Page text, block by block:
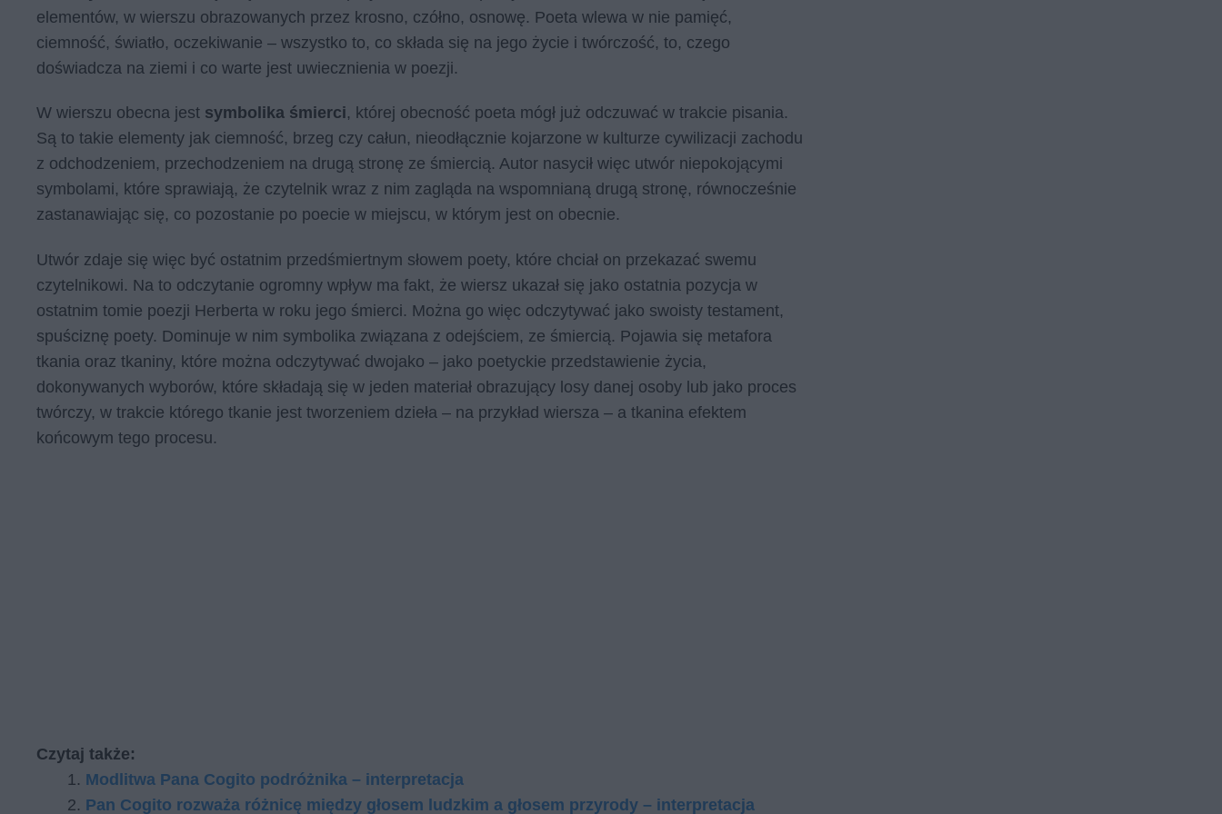
elementów, w wierszu obrazowanych przez krosno, czółno, osnowę. Poeta wlewa w nie pamięć,
ciemność, światło, oczekiwanie – wszystko to, co składa się na jego życie i twórczość, to, czego
doświadcza na ziemi i co warte jest uwiecznienia w poezji.
W wierszu obecna jest symbolika śmierci, której obecność poeta mógł już odczuwać w trakcie pisania.
Są to takie elementy jak ciemność, brzeg czy całun, nieodłącznie kojarzone w kulturze cywilizacji zachodu
z odchodzeniem, przechodzeniem na drugą stronę ze śmiercią. Autor nasycił więc utwór niepokojącymi
symbolami, które sprawiają, że czytelnik wraz z nim zagląda na wspomnianą drugą stronę, równocześnie
zastanawiając się, co pozostanie po poecie w miejscu, w którym jest on obecnie.
Utwór zdaje się więc być ostatnim przedśmiertnym słowem poety, które chciał on przekazać swemu
czytelnikowi. Na to odczytanie ogromny wpływ ma fakt, że wiersz ukazał się jako ostatnia pozycja w
ostatnim tomie poezji Herberta w roku jego śmierci. Można go więc odczytywać jako swoisty testament,
spuściznę poety. Dominuje w nim symbolika związana z odejściem, ze śmiercią. Pojawia się metafora
tkania oraz tkaniny, które można odczytywać dwojako – jako poetyckie przedstawienie życia,
dokonywanych wyborów, które składają się w jeden materiał obrazujący losy danej osoby lub jako proces
twórczy, w trakcie którego tkanie jest tworzeniem dzieła – na przykład wiersza – a tkanina efektem
końcowym tego procesu.
Czytaj także:
Modlitwa Pana Cogito podróżnika – interpretacja
Pan Cogito rozważa różnicę między głosem ludzkim a głosem przyrody – interpretacja